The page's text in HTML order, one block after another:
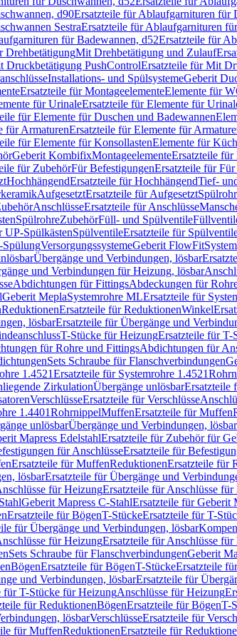
d90Ersatzteile für Ablaufgarnituren für
SestraErsatzteile für Ablaufgarnituren
für Badewannen, d52Ersatzteile für
DrehbetätigungMit Drehbetätigung und Zulauf
Druckbetätigung PushControlErsatzteile für Mit
Installations- und SpülsystemeGeberit
Ersatzteile für MontageelementeElemente für
für UrinaleErsatzteile für Elemente für
für Elemente für Duschen und Badewannen
für ArmaturenErsatzteile für Elemente für
für Elemente für KonsollastenElemente für
Geberit KombifixMontageelementeErsatzteile für
für ZubehörFür BefestigungenErsatzteile für
HochhängendErsatzteile für HochhängendTief-
AufgesetztErsatzteile für Aufgesetzt
AnschlüsseErsatzteile für Anschlüsse
SpülrohreZubehörFüll- und Spülventile
UP-SpülkästenSpülventileErsatzteile für
SpülungVersorgungssystemeGeberit FlowFit
Übergänge und Verbindungen, lösbar
und Verbindungen für Heizung, lösbar
Abdichtungen für FittingsAbdeckungen für
Geberit MeplaSystemrohre MLErsatzteile für
ReduktionenErsatzteile für ReduktionenWinkel
lösbarErsatzteile für Übergänge und
T-Stücke für HeizungErsatzteile für
für Rohre und FittingsAbdichtungen für
Sets Schraube für Flanschverbindungen
1.4521Ersatzteile für Systemrohre 1.4521
ZirkulationÜbergänge unlösbarErsatzteile
VerschlüsseErsatzteile für Verschlüsse
1.4401RohrnippelMuffenErsatzteile für Muffen
unlösbarÜbergänge und Verbindungen, lösbar
Mapress EdelstahlErsatzteile für Zubehör für
für AnschlüsseErsatzteile für
Ersatzteile für MuffenReduktionenErsatzteile für
lösbarErsatzteile für Übergänge und
für HeizungErsatzteile für Anschlüsse
Geberit Mapress C-StahlErsatzteile für Geberit
Ersatzteile für BögenT-StückeErsatzteile für T-
für Übergänge und Verbindungen, lösbar
für HeizungErsatzteile für Anschlüsse
Sets Schraube für FlanschverbindungenGeberit
BögenErsatzteile für BögenT-StückeErsatzteile
und Verbindungen, lösbarErsatzteile für
für T-Stücke für HeizungAnschlüsse für Heizung
für ReduktionenBögenErsatzteile für BögenT-
lösbarVerschlüsseErsatzteile für
für MuffenReduktionenErsatzteile für